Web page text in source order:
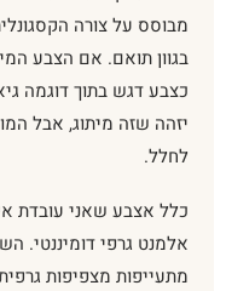
מבוסס על צורה
בגוון תואם. אם הצבע
כצבע דגש בתוך דוגמה
יזהה שזה מיתוג, אבל
לחלל.
אלמנט גרפי דומיננטי.
מתעייפות מצפיפות